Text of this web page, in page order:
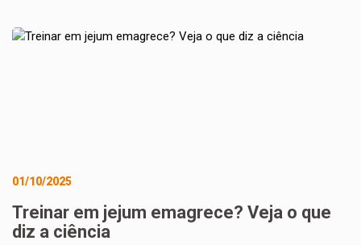
01/10/2025
Treinar em jejum emagrece? Veja o que
diz a ciência